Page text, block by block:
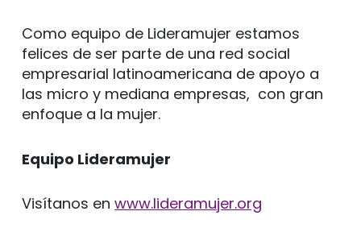
Como equipo de Lideramujer estamos
felices de ser parte de una red social
empresarial latinoamericana de apoyo a
las micro y mediana empresas, con gran
enfoque a la mujer.
Equipo Lideramujer
Visítanos en www.lideramujer.org